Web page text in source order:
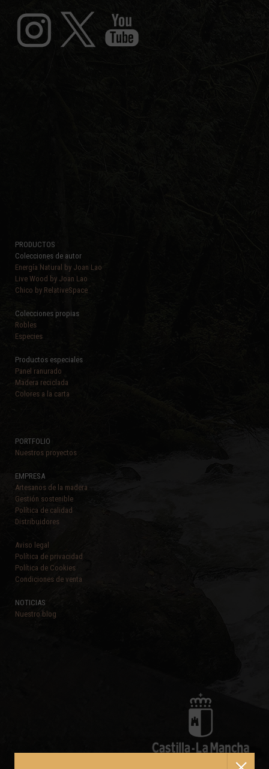
PRODUCTOS
Colecciones de autor
Energía Natural by Joan Lao
Live Wood by Joan Lao
Chico by RelativeSpace
Colecciones propias
Robles
Especies
Productos especiales
Panel ranurado
Madera reciclada
Colores a la carta
PORTFOLIO
Nuestros proyectos
EMPRESA
Artesanos de la madera
Gestión sostenible
Política de calidad
Distribuidores
Aviso legal
Política de privacidad
Política de Cookies
Condiciones de venta
NOTICIAS
Nuestro blog